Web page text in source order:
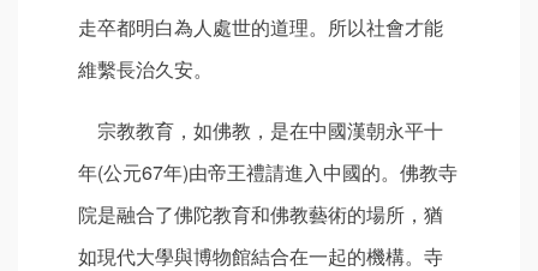
走卒都明白為人處世的道理。所以社會才能
維繫長治久安。
宗教教育，如佛教，是在中國漢朝永平十
年(公元67年)由帝王禮請進入中國的。佛教寺
院是融合了佛陀教育和佛教藝術的場所，猶
如現代大學與博物館結合在一起的機構。寺